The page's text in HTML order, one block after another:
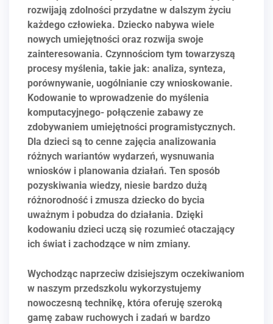
rozwijają zdolności przydatne w dalszym życiu
każdego człowieka. Dziecko nabywa wiele
nowych umiejętności oraz rozwija swoje
zainteresowania. Czynnościom tym towarzyszą
procesy myślenia, takie jak: analiza, synteza,
porównywanie, uogólnianie czy wnioskowanie.
Kodowanie to wprowadzenie do myślenia
komputacyjnego- połączenie zabawy ze
zdobywaniem umiejętności programistycznych.
Dla dzieci są to cenne zajęcia analizowania
różnych wariantów wydarzeń, wysnuwania
wniosków i planowania działań. Ten sposób
pozyskiwania wiedzy, niesie bardzo dużą
różnorodność i zmusza dziecko do bycia
uważnym i pobudza do działania. Dzięki
kodowaniu dzieci uczą się rozumieć otaczający
ich świat i zachodzące w nim zmiany.
Wychodząc naprzeciw dzisiejszym oczekiwaniom
w naszym przedszkolu wykorzystujemy
nowoczesną technikę, która oferuję szeroką
gamę zabaw ruchowych i zadań w bardzo